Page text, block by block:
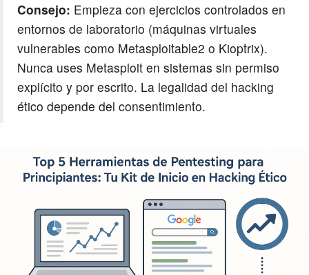
Consejo: Empieza con ejercicios controlados en
entornos de laboratorio (máquinas virtuales
vulnerables como Metasploitable2 o Kioptrix).
Nunca uses Metasploit en sistemas sin permiso
explícito y por escrito. La legalidad del hacking
ético depende del consentimiento.